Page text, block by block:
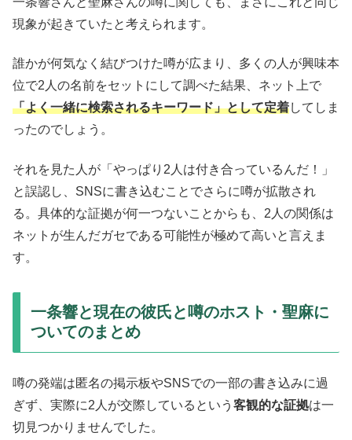
現象が起きていたと考えられます。
誰かが何気なく結びつけた噂が広まり、多くの人が興味本
位で2人の名前をセットにして調べた結果、ネット上で
「よく一緒に検索されるキーワード」として定着してしま
ったのでしょう。
それを見た人が「やっぱり2人は付き合っているんだ！」
と誤認し、SNSに書き込むことでさらに噂が拡散され
る。具体的な証拠が何一つないことからも、2人の関係は
ネットが生んだガセである可能性が極めて高いと言えま
す。
一条響と現在の彼氏と噂のホスト・聖麻に
ついてのまとめ
噂の発端は匿名の掲示板やSNSでの一部の書き込みに過
ぎず、実際に2人が交際しているという 客観的な証拠は一
切見つかりませんでした。